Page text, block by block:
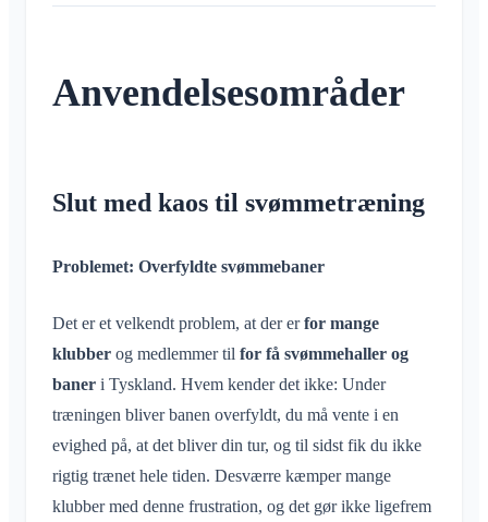
Synkronisering
Samtaler
Hvad er et område?
Yderligere Klubraum
Skift navn
Skift profilbillede
Luk konto
Fjern medlemmer
Område-admin
Administrer Områder
Luk Klubraum
Feedback
Anvendelsesområder
Slut med kaos til svømmetræning
Problemet: Overfyldte svømmebaner
Det er et velkendt problem, at der erfor mange
klubber og medlemmer til for få svømmehaller og
baner i Tyskland. Hvem kender det ikke: Under
træningen bliver banen overfyldt, du må vente i en
evighed på, at det bliver din tur, og til sidst fik du ikke
rigtig trænet hele tiden. Desværre kæmper mange
klubber med denne frustration, og det gør ikke ligefrem